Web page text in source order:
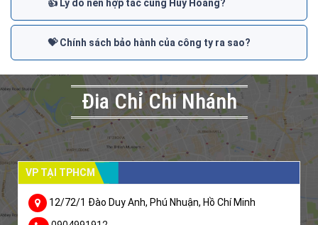
👍 Lý do nên hợp tác cùng Huy Hoàng?
💝 Chính sách bảo hành của công ty ra sao?
Đia Chỉ Chi Nhánh
VP TẠI TPHCM
12/72/1 Đào Duy Anh, Phú Nhuận, Hồ Chí Minh